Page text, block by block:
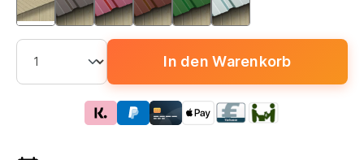
In den Warenkorb